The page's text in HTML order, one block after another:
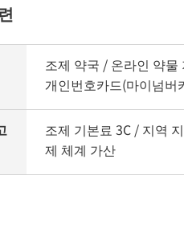
조제 약국 / 온라인 약
개인번호카드(마이넘버
조제 기본료 3C / 지역
제 체계 가산